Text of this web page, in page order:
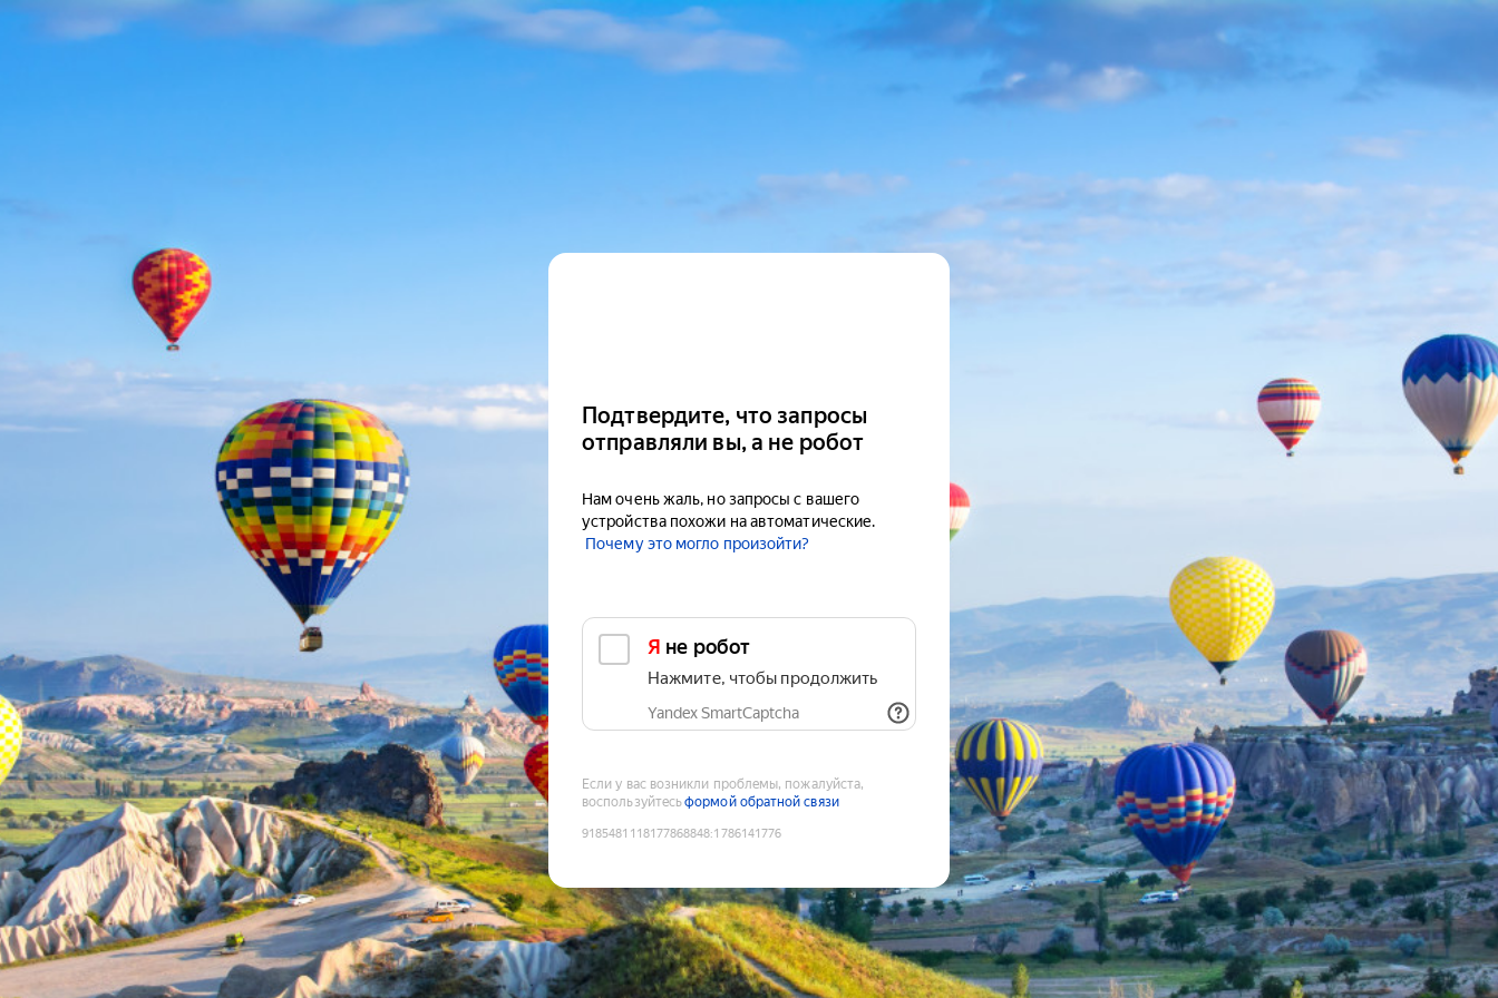
Подтвердите, что запросы
отправляли вы, а не робот
Нам очень жаль, но запросы с вашего
устройства похожи на автоматические.
Почему это могло произойти?
Я не робот
Нажмите, чтобы продолжить
Yandex SmartCaptcha
Если у вас возникли проблемы, пожалуйста,
воспользуйтесьформой обратной связи
9185481118177868848:1786141776